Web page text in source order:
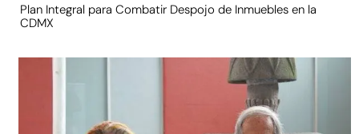
Plan Integral para Combatir Despojo de Inmuebles en la
CDMX